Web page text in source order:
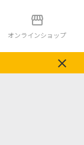
オンラインショップ